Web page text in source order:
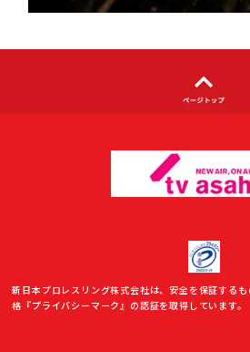
新日本プロレスリング株式会社は、安全を保証する
格『プライバシーマーク』の認証を取得しています。